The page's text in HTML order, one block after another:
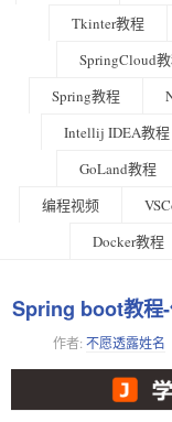
Tkinter教程
SpringCloud
Spring教程
Intellij IDEA教程
GoLand教程
编程视频
Docker教程
Spring boot教程
作者: 不愿透露姓名